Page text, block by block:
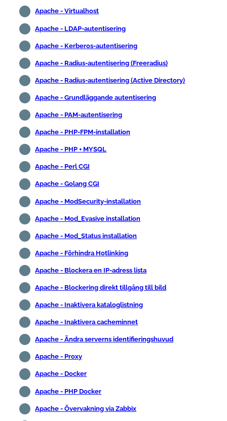
Apache - Virtualhost
Apache - LDAP-autentisering
Apache - Kerberos-autentisering
Apache - Radius-autentisering (Freeradius)
Apache - Radius-autentisering (Active Directory)
Apache - Grundläggande autentisering
Apache - PAM-autentisering
Apache - PHP-FPM-installation
Apache - PHP + MYSQL
Apache - Perl CGI
Apache - Golang CGI
Apache - ModSecurity-installation
Apache - Mod_Evasive installation
Apache - Mod_Status installation
Apache - Förhindra Hotlinking
Apache - Blockera en IP-adress lista
Apache - Blockering direkt tillgång till bild
Apache - Inaktivera kataloglistning
Apache - Inaktivera cacheminnet
Apache - Ändra serverns identifieringshuvud
Apache - Proxy
Apache - Docker
Apache - PHP Docker
Apache - Övervakning via Zabbix